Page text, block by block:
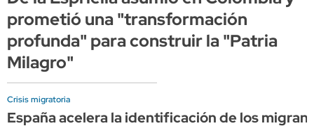
prometió una "transformación
profunda" para construir la "Patria
Milagro"
Crisis migratoria
España acelera la identificación de los